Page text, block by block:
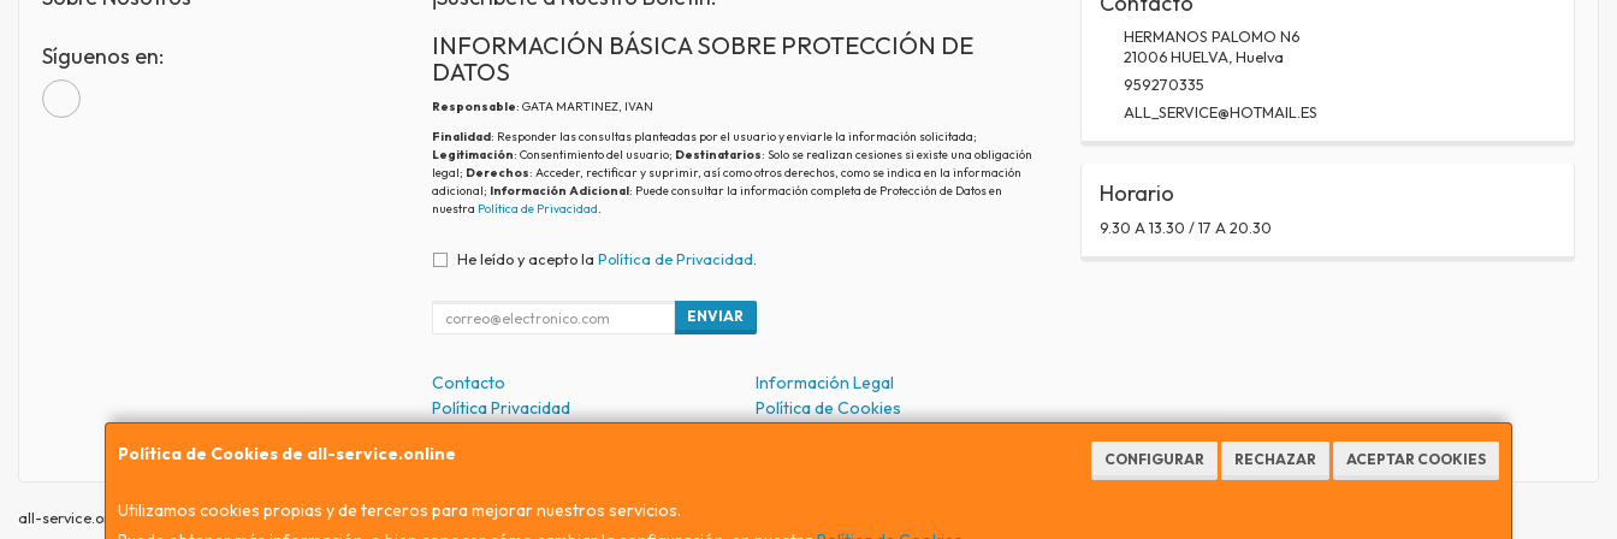
Política de Cookies de all-service.online CONFIGURAR RECHAZAR ACEPTAR COOKIES
Utilizamos cookies propias y de terceros para mejorar nuestros servicios.
Síguenos en:
INFORMACIÓN BÁSICA SOBRE PROTECCIÓN DE
DATOS
Responsable: GATA MARTINEZ, IVAN
Finalidad: Responder las consultas planteadas por el usuario y enviarle la información solicitada;
Legitimación: Consentimiento del usuario; Destinatarios: Solo se realizan cesiones si existe una obligación
legal; Derechos: Acceder, rectificar y suprimir, así como otros derechos, como se indica en la información
adicional; Información Adicional: Puede consultar la información completa de Protección de Datos en
nuestra Política de Privacidad.
He leído y acepto la Política de Privacidad
ENVIAR
Contacto
Información Legal
Política Privacidad
Política de Cookies
HERMANOS PALOMO N6
21006 HUELVA Huelva
959270335
ALL_SERVICE@HOTMAIL.ES
Horario
9.30 A 13.30 / 17 A 20.30
all-service.online © 2026